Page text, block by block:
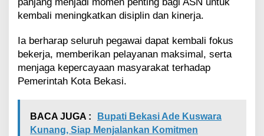
kembali meningkatkan disiplin dan kinerja.
Ia berharap seluruh pegawai dapat kembali fokus
bekerja, memberikan pelayanan maksimal, serta
menjaga kepercayaan masyarakat terhadap
Pemerintah Kota Bekasi.
BACA JUGA :
Bupati Bekasi Ade Kuswara
Kunang, Siap Menjalankan Komitmen